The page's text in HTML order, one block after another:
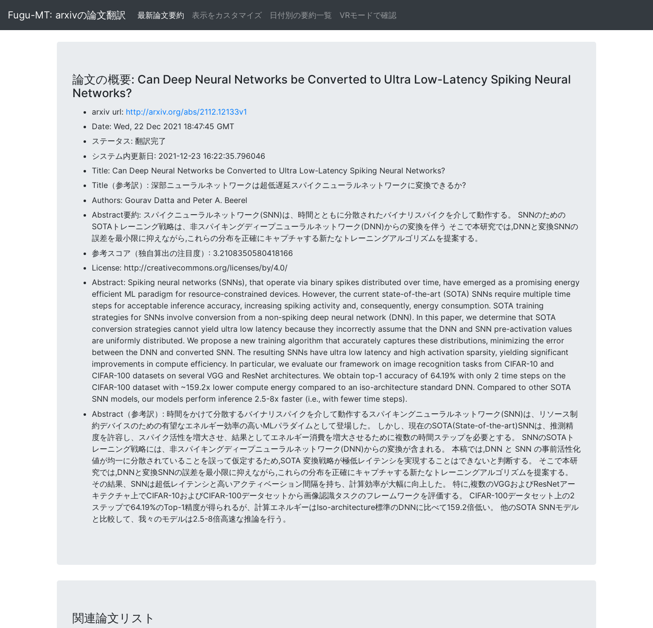
Fugu-MT: arxivの論文翻訳 最新論文要約 表示をカスタマイズ 日付別の要約一覧 VRモードで確認
論文の概要: Can Deep Neural Networks be Converted to Ultra Low-Latency Spiking Neural
Networks?
arxiv url: http://arxiv.org/abs/2112.12133v1
Date: Wed, 22 Dec 2021 18:47:45 GMT
ステータス: 翻訳完了
システム内更新日: 2021-12-23 16:22:35.796046
Title: Can Deep Neural Networks be Converted to Ultra Low-Latency Spiking Neural Networks?
Title（参考訳）: 深部ニューラルネットワークは超低遅延スパイクニューラルネットワークに変換できるか?
Authors: Gourav Datta and Peter A. Beerel
Abstract要約: スパイクニューラルネットワーク(SNN)は、時間とともに分散されたバイナリスパイクを介して動作する。 SNNのための
SOTAトレーニング戦略は、非スパイキングディープニューラルネットワーク(DNN)からの変換を伴う そこで本研究では,DNNと変換SNNの
誤差を最小限に抑えながら,これらの分布を正確にキャプチャする新たなトレーニングアルゴリズムを提案する。
参考スコア（独自算出の注目度）: 3.2108350580418166
License: http://creativecommons.org/licenses/by/4.0/
Abstract: Spiking neural networks (SNNs), that operate via binary spikes distributed over time, have emerged as a promising energy
efficient ML paradigm for resource-constrained devices. However, the current state-of-the-art (SOTA) SNNs require multiple time
steps for acceptable inference accuracy, increasing spiking activity and, consequently, energy consumption. SOTA training
strategies for SNNs involve conversion from a non-spiking deep neural network (DNN). In this paper, we determine that SOTA
conversion strategies cannot yield ultra low latency because they incorrectly assume that the DNN and SNN pre-activation values
are uniformly distributed. We propose a new training algorithm that accurately captures these distributions, minimizing the error
between the DNN and converted SNN. The resulting SNNs have ultra low latency and high activation sparsity, yielding significant
improvements in compute efficiency. In particular, we evaluate our framework on image recognition tasks from CIFAR-10 and
CIFAR-100 datasets on several VGG and ResNet architectures. We obtain top-1 accuracy of 64.19% with only 2 time steps on the
CIFAR-100 dataset with ~159.2x lower compute energy compared to an iso-architecture standard DNN. Compared to other SOTA
SNN models, our models perform inference 2.5-8x faster (i.e., with fewer time steps).
Abstract（参考訳）: 時間をかけて分散するバイナリスパイクを介して動作するスパイキングニューラルネットワーク(SNN)は、リソース制
約デバイスのための有望なエネルギー効率の高いMLパラダイムとして登場した。 しかし、現在のSOTA(State-of-the-art)SNNは、推測精
度を許容し、スパイク活性を増大させ、結果としてエネルギー消費を増大させるために複数の時間ステップを必要とする。 SNNのSOTAト
レーニング戦略には、非スパイキングディープニューラルネットワーク(DNN)からの変換が含まれる。 本稿では,DNN と SNN の事前活性化
値が均一に分散されていることを誤って仮定するため,SOTA 変換戦略が極低レイテンシを実現することはできないと判断する。 そこで本研
究では,DNNと変換SNNの誤差を最小限に抑えながら,これらの分布を正確にキャプチャする新たなトレーニングアルゴリズムを提案する。
その結果、SNNは超低レイテンシと高いアクティベーション間隔を持ち、計算効率が大幅に向上した。 特に,複数のVGGおよびResNetアー
キテクチャ上でCIFAR-10およびCIFAR-100データセットから画像認識タスクのフレームワークを評価する。 CIFAR-100データセット上の2
ステップで64.19%のTop-1精度が得られるが、計算エネルギーはIso-architecture標準のDNNに比べて159.2倍低い。 他のSOTA SNNモデル
と比較して、我々のモデルは2.5-8倍高速な推論を行う。
関連論文リスト